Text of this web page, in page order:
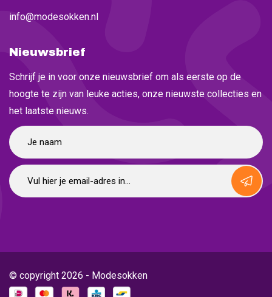
info@modesokken.nl
Nieuwsbrief
Schrijf je in voor onze nieuwsbrief om als eerste op de
hoogte te zijn van leuke acties, onze nieuwste collecties en
het laatste nieuws.
© copyright 2026 - Modesokken